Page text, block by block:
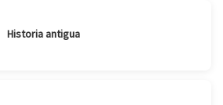
Historia antigua